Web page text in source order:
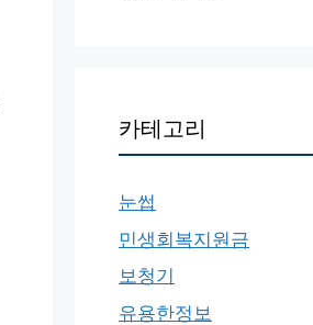
카테고리
눈썹
민생회복지원금
보청기
유용한정보